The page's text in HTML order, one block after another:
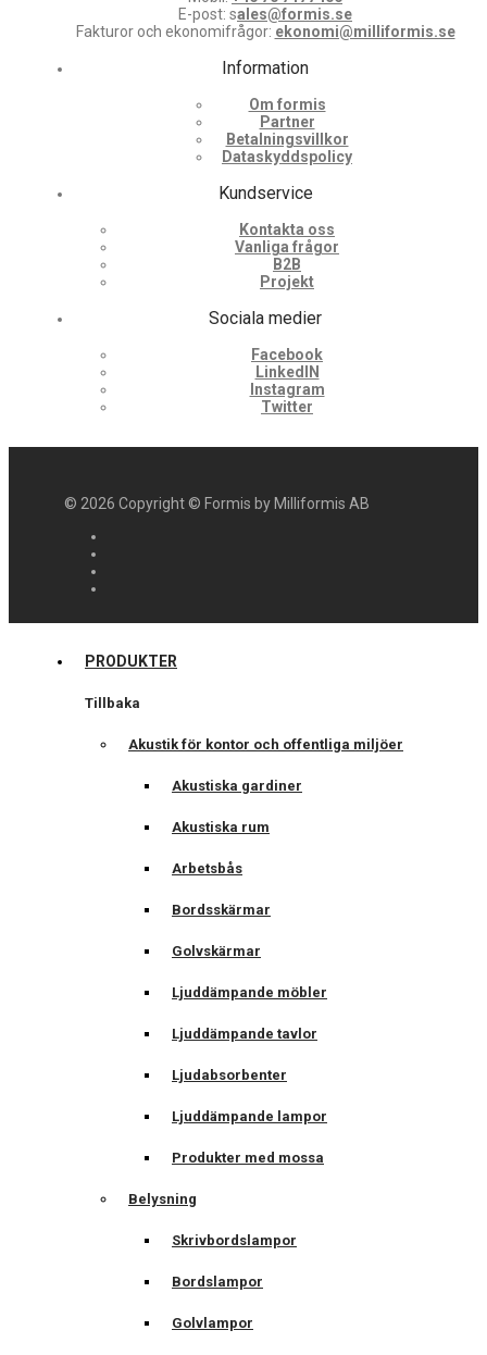
E-post: sales@formis.se
Fakturor och ekonomifrågor: ekonomi@milliformis.se
Information
Om formis
Partner
Betalningsvillkor
Dataskyddspolicy
Kundservice
Kontakta oss
Vanliga frågor
B2B
Projekt
Sociala medier
Facebook
LinkedIN
Instagram
Twitter
© 2026 Copyright © Formis by Milliformis AB
PRODUKTER
Tillbaka
Akustik för kontor och offentliga miljöer
Akustiska gardiner
Akustiska rum
Arbetsbås
Bordsskärmar
Golvskärmar
Ljuddämpande möbler
Ljuddämpande tavlor
Ljudabsorbenter
Ljuddämpande lampor
Produkter med mossa
Belysning
Skrivbordslampor
Bordslampor
Golvlampor